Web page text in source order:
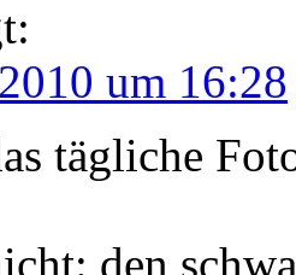
um 16:28
tägliche
den